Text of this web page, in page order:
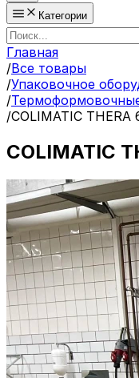
Категории
Главная
/Все товары
/Упаковочное
/
/COLIMATIC THERA
COLIMATIC